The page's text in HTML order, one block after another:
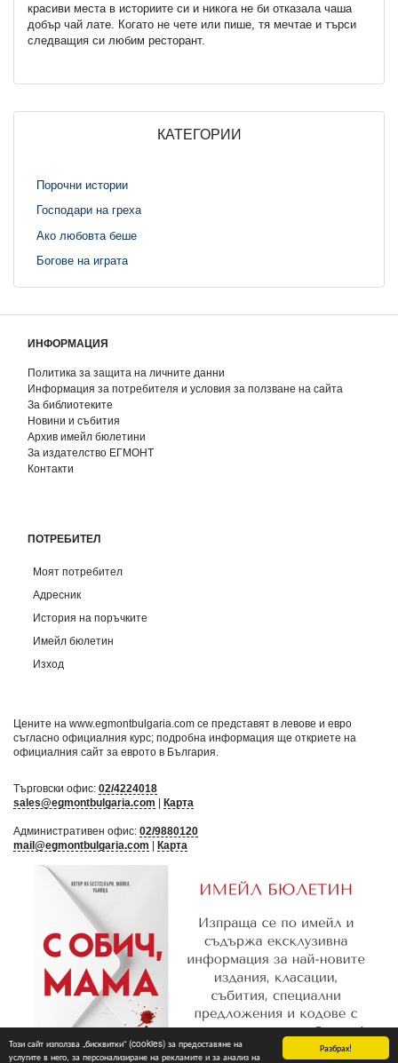
Разбрах!
Този сайт използва „бисквитки“ (cookies) за предоставяне на
услугите в него, за персонализиране на рекламите и за анализ на
красиви места в историите си и никога не би отказала чаша
добър чай лате. Когато не чете или пише, тя мечтае и търси
следващия си любим ресторант.
КАТЕГОРИИ
Порочни истории
Господари на греха
Ако любовта беше
Богове на играта
ИНФОРМАЦИЯ
Политика за защита на личните данни
Информация за потребителя и условия за ползване на сайта
За библиотеките
Новини и събития
Архив имейл бюлетини
За издателство ЕГМОНТ
Контакти
ПОТРЕБИТЕЛ
Моят потребител
Адресник
История на поръчките
Имейл бюлетин
Изход
Цените на www.egmontbulgaria.com се представят в левове и евро
съгласно официалния курс; подробна информация ще откриете на
официалния сайт за еврото в България
Търговски офис: 02/4224018
sales@egmontbulgaria.com | Карта
Административен офис: 02/9880120
mail@egmontbulgaria.com | Карта